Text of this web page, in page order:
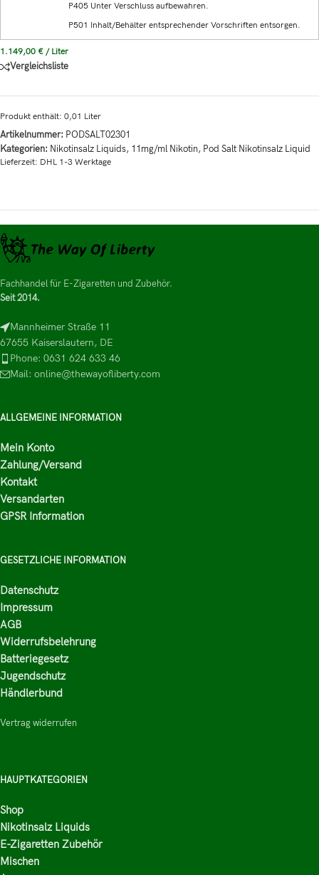
P405 Unter Verschluss aufbewahren.
P501 Inhalt/Behälter entsprechender Vorschriften entsorgen.
1.149,00 € / Liter
Vergleichsliste
Produkt enthält: 0,01 Liter
Artikelnummer: PODSALT02301
Kategorien: Nikotinsalz Liquids, 11mg/ml Nikotin, Pod Salt Nikotinsalz Liquid
Lieferzeit: DHL 1-3 Werktage
Fachhandel für E-Zigaretten und Zubehör.
Seit 2014.
Mannheimer Straße 11
67655 Kaiserslautern, DE
Phone: 0631 624 633 46
Mail: online@thewayofliberty.com
ALLGEMEINE INFORMATION
Mein Konto
Zahlung/Versand
Kontakt
Versandarten
GPSR Information
GESETZLICHE INFORMATION
Datenschutz
Impressum
AGB
Widerrufsbelehrung
Batteriegesetz
Jugendschutz
Händlerbund
Vertrag widerrufen
HAUPTKATEGORIEN
Shop
Nikotinsalz Liquids
E-Zigaretten Zubehör
Mischen